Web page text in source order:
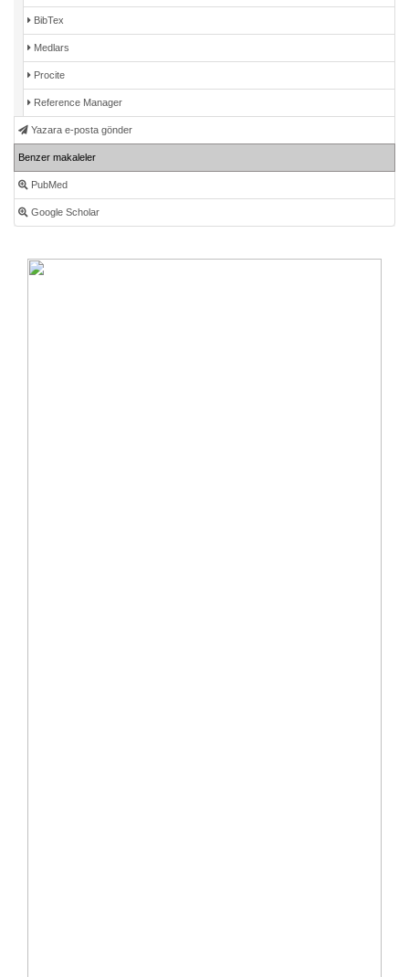
BibTex
Medlars
Procite
Reference Manager
Yazara e-posta gönder
Benzer makaleler
PubMed
Google Scholar